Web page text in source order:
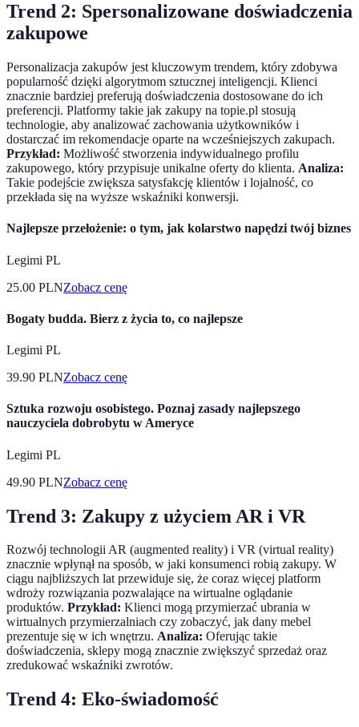
Trend 2: Spersonalizowane doświadczenia
zakupowe
Personalizacja zakupów jest kluczowym trendem, który zdobywa
popularność dzięki algorytmom sztucznej inteligencji. Klienci
znacznie bardziej preferują doświadczenia dostosowane do ich
preferencji. Platformy takie jak zakupy na topie.pl stosują
technologie, aby analizować zachowania użytkowników i
dostarczać im rekomendacje oparte na wcześniejszych zakupach.
Przykład: Możliwość stworzenia indywidualnego profilu
zakupowego, który przypisuje unikalne oferty do klienta. Analiza:
Takie podejście zwiększa satysfakcję klientów i lojalność, co
przekłada się na wyższe wskaźniki konwersji.
Najlepsze przełożenie: o tym, jak kolarstwo napędzi twój biznes
Legimi PL
25.00 PLNZobacz cenę
Bogaty budda. Bierz z życia to, co najlepsze
Legimi PL
39.90 PLNZobacz cenę
Sztuka rozwoju osobistego. Poznaj zasady najlepszego
nauczyciela dobrobytu w Ameryce
Legimi PL
49.90 PLNZobacz cenę
Trend 3: Zakupy z użyciem AR i VR
Rozwój technologii AR (augmented reality) i VR (virtual reality)
znacznie wpłynął na sposób, w jaki konsumenci robią zakupy. W
ciągu najbliższych lat przewiduje się, że coraz więcej platform
wdroży rozwiązania pozwalające na wirtualne oglądanie
produktów. Przykład: Klienci mogą przymierzać ubrania w
wirtualnych przymierzalniach czy zobaczyć, jak dany mebel
prezentuje się w ich wnętrzu. Analiza: Oferując takie
doświadczenia, sklepy mogą znacznie zwiększyć sprzedaż oraz
zredukować wskaźniki zwrotów.
Trend 4: Eko-świadomość